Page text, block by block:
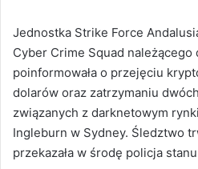
Jednostka Strike Force
Cyber Crime Squad należącego
poinformowała o przejęciu
dolarów oraz zatrzymaniu
związanych z darknetowym
Ingleburn w Sydney. Śledztwo
przekazała w środę policja